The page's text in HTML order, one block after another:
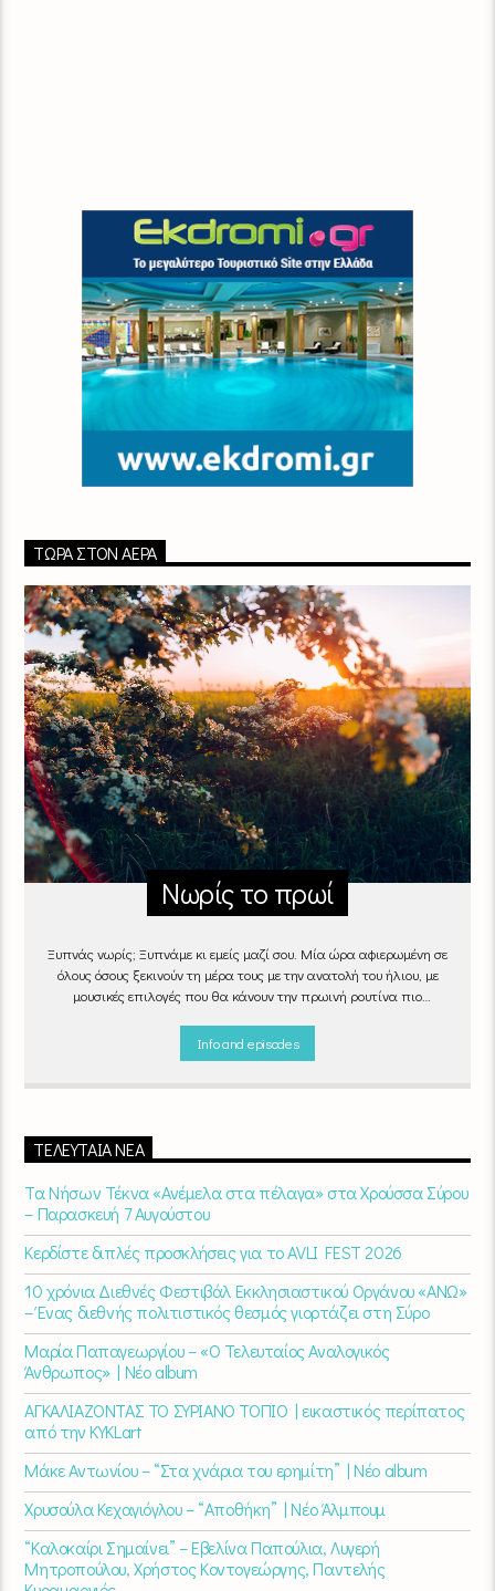
ΤΏΡΑ ΣΤΟΝ ΑΈΡΑ
Νωρίς το πρωί
Ξυπνάς νωρίς; Ξυπνάμε κι εμείς μαζί σου. Μία ώρα αφιερωμένη σε
όλους όσους ξεκινούν τη μέρα τους με την ανατολή του ήλιου, με
μουσικές επιλογές που θα κάνουν την πρωινή ρουτίνα πιο
06:00 - 07:00 στον Empneusi 107 FM
Info and episodes
ΤΕΛΕΥΤΑΊΑ ΝΈΑ
Τα Νήσων Τέκνα «Ανέμελα στα πέλαγα» στα Χρούσσα Σύρου
– Παρασκευή 7 Αυγούστου
Κερδίστε διπλές προσκλήσεις για το AVLI FEST 2026
10 χρόνια Διεθνές Φεστιβάλ Εκκλησιαστικού Οργάνου «ΑΝΩ»
– Ένας διεθνής πολιτιστικός θεσμός γιορτάζει στη Σύρο​
Μαρία Παπαγεωργίου – «Ο Τελευταίος Αναλογικός
Άνθρωπος» | Νέο album
ΑΓΚΑΛΙΑΖΟΝΤΑΣ ΤΟ ΣΥΡΙΑΝΟ ΤΟΠΙΟ | εικαστικός περίπατος
από την KYKLart
Μάκε Αντωνίου – “Στα χνάρια του ερημίτη” | Νέο album
Χρυσούλα Κεχαγιόγλου – “Αποθήκη” | Νέο Άλμπουμ
“Καλοκαίρι Σημαίνει” – Εβελίνα Παπούλια, Λυγερή
Μητροπούλου, Χρήστος Κοντογεώργης, Παντελής